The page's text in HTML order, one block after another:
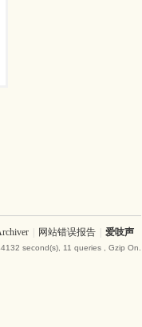
网站错误报告 爱吱声
second(s), 11 queries , Gzip On.